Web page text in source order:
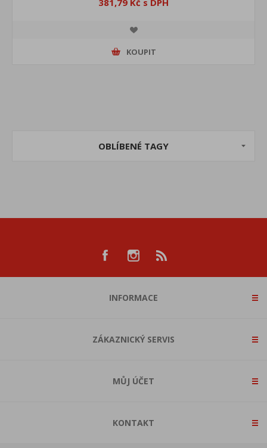
381,79 Kč s DPH
KOUPIT
OBLÍBENÉ TAGY
INFORMACE
ZÁKAZNICKÝ SERVIS
MŮJ ÚČET
KONTAKT